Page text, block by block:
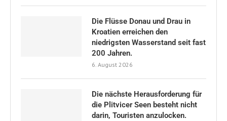
Die Flüsse Donau und Drau in
Kroatien erreichen den
niedrigsten Wasserstand seit fast
200 Jahren.
6. August 2026
Die nächste Herausforderung für
die Plitvicer Seen besteht nicht
darin, Touristen anzulocken.